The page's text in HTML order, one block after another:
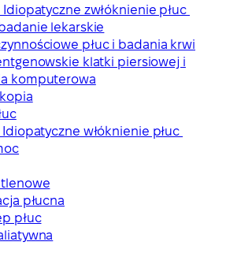
Idiopatyczne zwłóknienie płuc
lekarskie
płuc i badania krwi
klatki piersiowej i
komputerowa
Idiopatyczne włóknienie płuc
płucna
płuc